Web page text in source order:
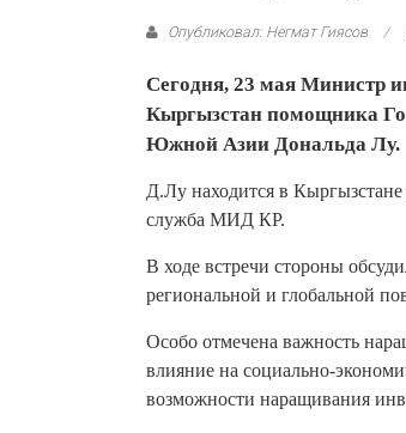
Опубликовал: Негмат Гиясов
Сегодня, 23 мая Министр
Кыргызстан помощника
Южной Азии Дональда Лу.
Д.Лу находится в Кыргызстане
служба МИД КР.
В ходе встречи стороны
региональной и глобальной
Особо отмечена важность
влияние на социально-
возможности наращивания